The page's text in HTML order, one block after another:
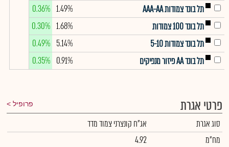
תל בונד צמודות AAA-AA
1.49%
0.36%
תל בונד 100 צמודות
1.68%
0.30%
תל בונד צמודות 5-10
5.14%
0.49%
תל בונד AA פיזור מנפיקים
0.91%
0.35%
פרטי אגרת פרופיל
סוג אגרת
אג"ח קונצרני צמוד מדד
מח"מ
4.92